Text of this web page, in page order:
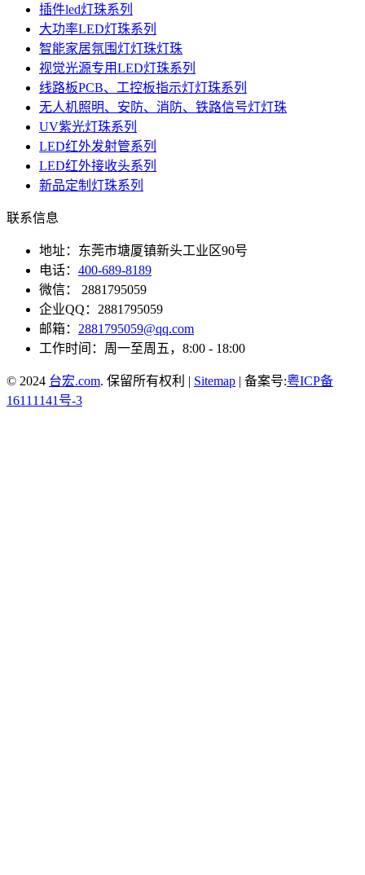
插件led灯珠系列
大功率LED灯珠系列
智能家居氛围灯灯珠灯珠
视觉光源专用LED灯珠系列
线路板PCB、工控板指示灯灯珠系列
无人机照明、安防、消防、铁路信号灯灯珠
UV紫光灯珠系列
LED红外发射管系列
LED红外接收头系列
新品定制灯珠系列
联系信息
地址：东莞市塘厦镇新头工业区90号
电话： 400-689-8189
微信： 2881795059
企业QQ：2881795059
邮箱： 2881795059@qq.com
工作时间：周一至周五，8:00 - 18:00
© 2024 台宏.com. 保留所有权利 | Sitemap | 备案号:粤ICP备
16111141号-3